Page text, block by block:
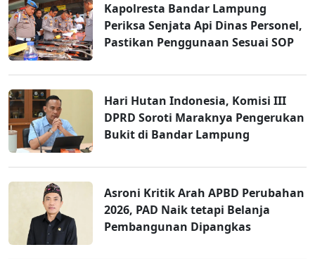
Kapolresta Bandar Lampung
Periksa Senjata Api Dinas Personel,
Pastikan Penggunaan Sesuai SOP
Hari Hutan Indonesia, Komisi III
DPRD Soroti Maraknya Pengerukan
Bukit di Bandar Lampung
Asroni Kritik Arah APBD Perubahan
2026, PAD Naik tetapi Belanja
Pembangunan Dipangkas